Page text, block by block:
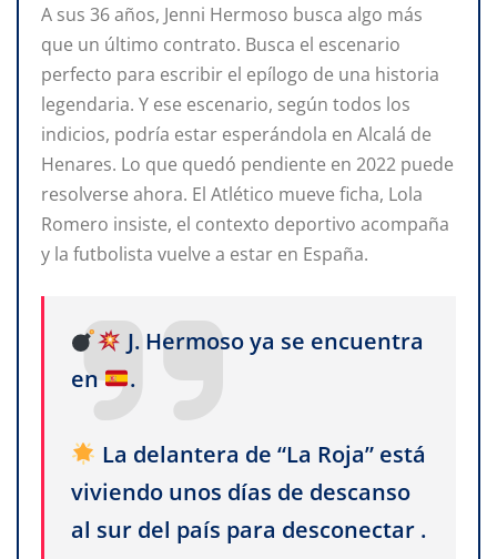
A sus 36 años, Jenni Hermoso busca algo más
que un último contrato. Busca el escenario
perfecto para escribir el epílogo de una historia
legendaria. Y ese escenario, según todos los
indicios, podría estar esperándola en Alcalá de
Henares. Lo que quedó pendiente en 2022 puede
resolverse ahora. El Atlético mueve ficha, Lola
Romero insiste, el contexto deportivo acompaña
y la futbolista vuelve a estar en España.
J. Hermoso ya se encuentra
en
.
La delantera de “La Roja” está
viviendo unos días de descanso
al sur del país para desconectar .